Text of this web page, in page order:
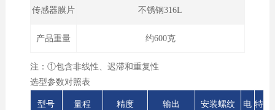
传感器膜片 不锈钢316L
产品重量 约600克
注：①包含非线性、迟滞和重复性
选型参数对照表
型号 量程 精度 输出 安装螺纹
电 特